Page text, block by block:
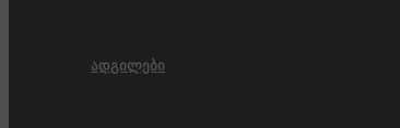
ადგილები